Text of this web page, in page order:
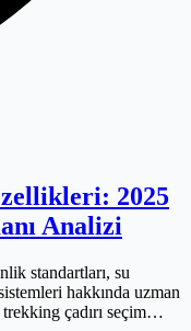
2025
Analizi
standartları, su
hakkında uzman
çadırı seçim